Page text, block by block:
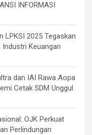
INFORMASI
LPKSI 2025 Tegaskan
Keuangan
dan IAI Rawa Aopa
Cetak SDM Unggul
OJK Perkuat
Perlindungan